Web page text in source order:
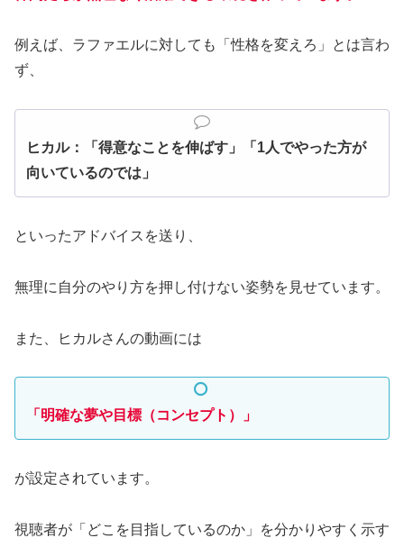
例えば、ラファエルに対しても「性格を変えろ」とは言わ
ず、
ヒカル：「得意なことを伸ばす」「1人でやった方が
向いているのでは」
といったアドバイスを送り、
無理に自分のやり方を押し付けない姿勢を見せています。
また、ヒカルさんの動画には
「明確な夢や目標（コンセプト）」
が設定されています。
視聴者が「どこを目指しているのか」を分かりやすく示す